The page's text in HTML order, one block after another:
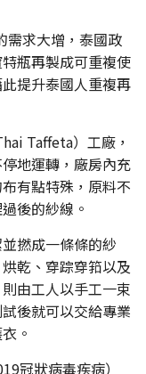
需求大增，泰國政
瓶再製成可重複使
提升泰國人重複再
Taffeta）工廠，
地運轉，廠房內充
有點特殊，原料不
後的紗線。
撚成一條條的紗
乾、穿踪穿筘以及
由工人以手工一束
後就可以交給專業
。
冠狀病毒疾病）